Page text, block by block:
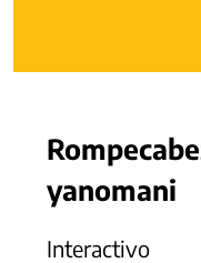
yanomani
Interactivo